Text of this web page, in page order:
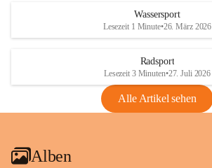
Anhang VBl. EU Nr. 18
1 Seite•1,4 MB
VBl. EU Nr. 18_2026
Wassersport
Lesezeit 1 Minute•26. März 2026
Radsport
Lesezeit 3 Minuten•27. Juli 2026
Alle Artikel sehen
Alben